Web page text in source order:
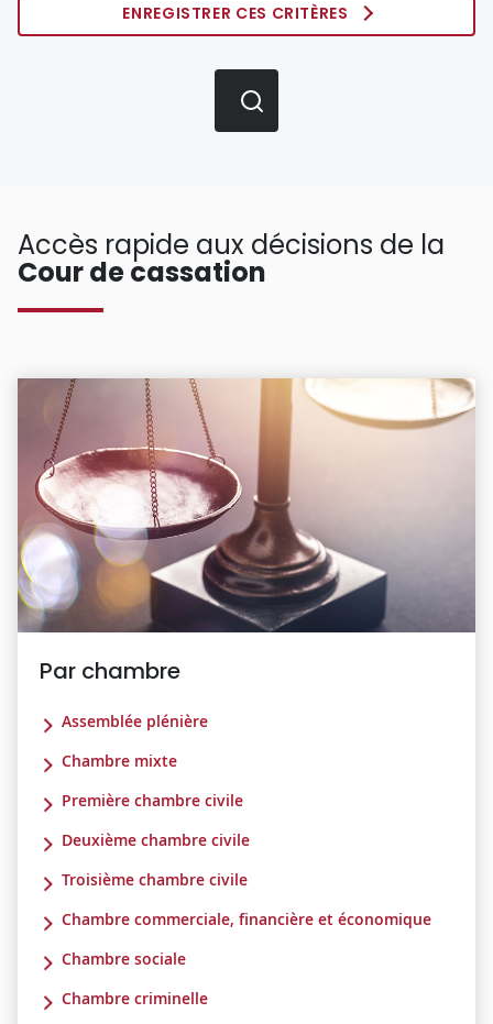
ENREGISTRER CES CRITÈRES
Accès rapide aux décisions de la
Cour de cassation
Par chambre
Assemblée plénière
Chambre mixte
Première chambre civile
Deuxième chambre civile
Troisième chambre civile
Chambre commerciale, financière et économique
Chambre sociale
Chambre criminelle